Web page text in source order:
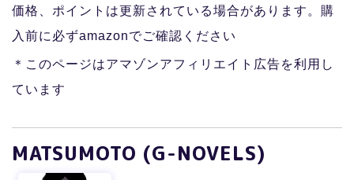
価格、ポイントは更新されている場合があります。購
入前に必ずamazonでご確認ください
＊このページはアマゾンアフィリエイト広告を利用し
ています
MATSUMOTO (G-NOVELS)